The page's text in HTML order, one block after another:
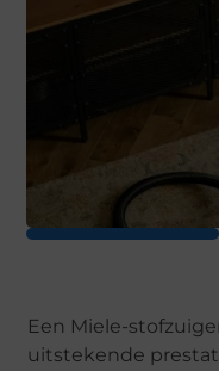
Een Miele-
uitstekende